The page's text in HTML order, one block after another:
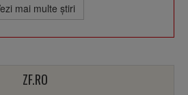
mai multe ştiri
ZF.RO